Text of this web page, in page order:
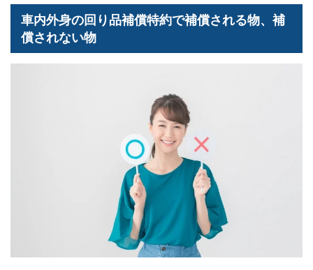
車内外身の回り品補償特約で補償される物、補
償されない物